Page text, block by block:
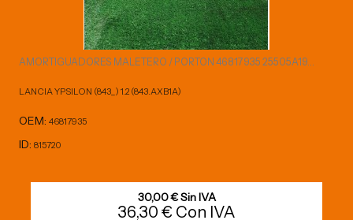
AMORTIGUADORES MALETERO / PORTON 46817935 25505A19...
LANCIA YPSILON (843_) 1.2 (843.AXB1A)
OEM: 46817935
ID: 815720
30,00 € Sin IVA
36,30 € Con IVA